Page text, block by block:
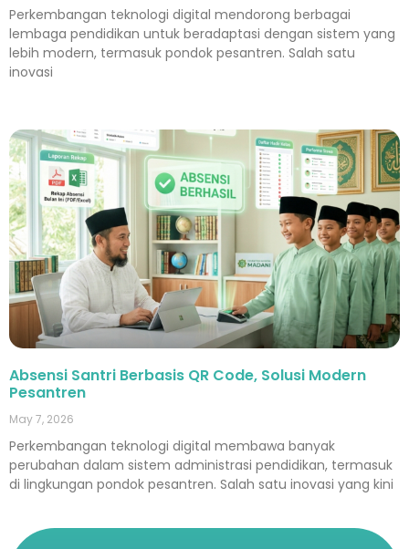
Perkembangan teknologi digital mendorong berbagai
lembaga pendidikan untuk beradaptasi dengan sistem yang
lebih modern, termasuk pondok pesantren. Salah satu
inovasi
Absensi Santri Berbasis QR Code, Solusi Modern
Pesantren
May 7, 2026
Perkembangan teknologi digital membawa banyak
perubahan dalam sistem administrasi pendidikan, termasuk
di lingkungan pondok pesantren. Salah satu inovasi yang kini